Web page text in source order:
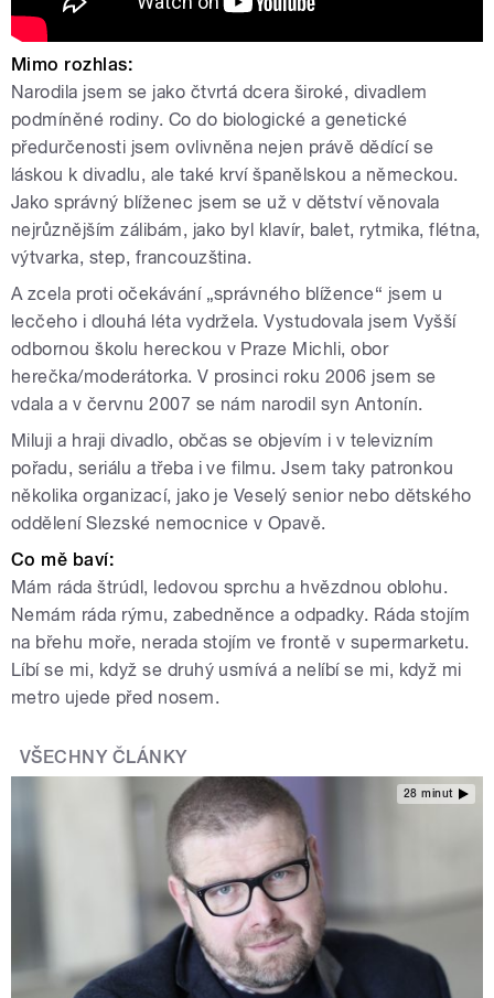
Mimo rozhlas:
Narodila jsem se jako čtvrtá dcera široké, divadlem
podmíněné rodiny. Co do biologické a genetické
předurčenosti jsem ovlivněna nejen právě dědící se
láskou k divadlu, ale také krví španělskou a německou.
Jako správný blíženec jsem se už v dětství věnovala
nejrůznějším zálibám, jako byl klavír, balet, rytmika, flétna,
výtvarka, step, francouzština.
A zcela proti očekávání „správného blížence“ jsem u
lecčeho i dlouhá léta vydržela. Vystudovala jsem Vyšší
odbornou školu hereckou v Praze Michli, obor
herečka/moderátorka. V prosinci roku 2006 jsem se
vdala a v červnu 2007 se nám narodil syn Antonín.
Miluji a hraji divadlo, občas se objevím i v televizním
pořadu, seriálu a třeba i ve filmu. Jsem taky patronkou
několika organizací, jako je Veselý senior nebo dětského
oddělení Slezské nemocnice v Opavě.
Co mě baví:
Mám ráda štrúdl, ledovou sprchu a hvězdnou oblohu.
Nemám ráda rýmu, zabedněnce a odpadky. Ráda stojím
na břehu moře, nerada stojím ve frontě v supermarketu.
Líbí se mi, když se druhý usmívá a nelíbí se mi, když mi
metro ujede před nosem.
VŠECHNY ČLÁNKY
28 minut